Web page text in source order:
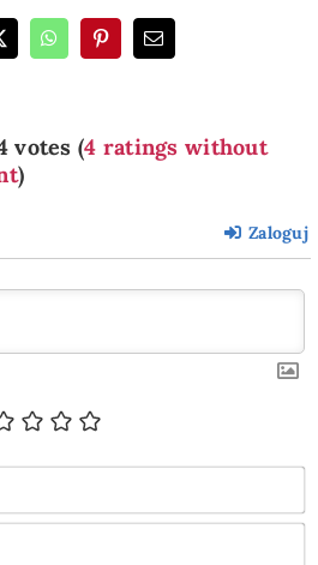
votes (4 ratings without
)
Zaloguj